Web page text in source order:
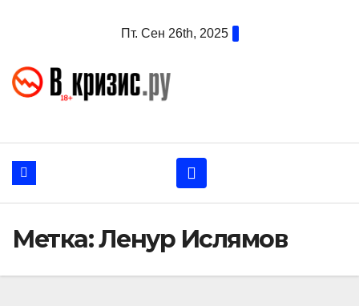
Пт. Сен 26th, 2025
Метка:Ленур Ислямов